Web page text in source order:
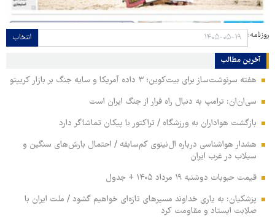
روزنامه: انتخاب
آخرین مطالب
هفته سرنوشت‌ساز برای بیت‌کوین؛ ۳ داده آمریکا و سایه جنگ بر بازار کریپتو
سی‌ان‌ان: ترامپ به دنبال راه فرار از جنگ ایران است
بازگشت هواداران به ورزشگاه / تراکتور با پیکان تماشاگر دارد
هشدار هواشناسی درباره ال‌نینوی کم‌سابقه / احتمال بارش‌های سنگین و
سیلاب در غرب ایران
قیمت حبوبات دوشنبه ۱۹ مرداد ۱۴۰۵ + جدول
پزشکیان: به یاری خداوند مسیرهای تازه‌ای خواهیم گشود / ملت ایران با
صلابت ایستاد و مقاومت کرد